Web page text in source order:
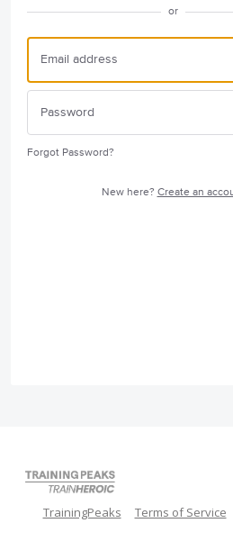
or
Forgot Password?
New here? Create an
TrainingPeaks Terms of Service